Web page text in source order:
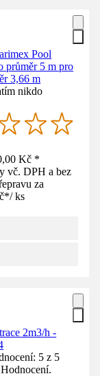
Pool
průměr 5 m pro
3,66 m
nikdo
Kč *
vč. DPH a bez
za
*/ ks
2m3/h -
5 z 5